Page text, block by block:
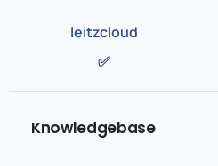
✅
Knowledgebase